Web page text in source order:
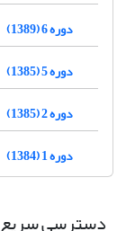
دوره 6 (1389)
دوره 5 (1385)
دوره 2 (1385)
دوره 1 (1384)
دسترسی سریع